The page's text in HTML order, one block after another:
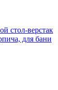
стол-верстак
для бани